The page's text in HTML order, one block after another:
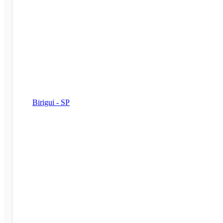
Birigui - SP